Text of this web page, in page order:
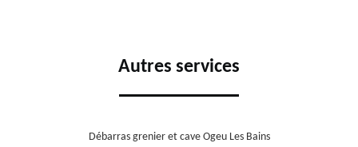
Autres services
Débarras grenier et cave Ogeu Les Bains